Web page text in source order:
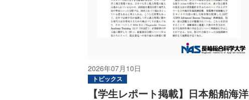
2026年07月10日
トピックス
【学生レポート掲載】日本船舶海洋